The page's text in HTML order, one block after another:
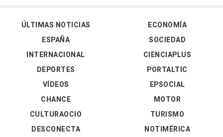
ÚLTIMAS NOTICIAS
ESPAÑA
INTERNACIONAL
DEPORTES
VÍDEOS
ECONOMÍA
SOCIEDAD
CIENCIAPLUS
PORTALTIC
EPSOCIAL
CHANCE
CULTURAOCIO
DESCONECTA
MOTOR
TURISMO
NOTIMÉRICA